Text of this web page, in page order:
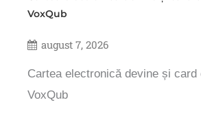
VoxQub
august 7, 2026
Cartea electronică devine și card
VoxQub